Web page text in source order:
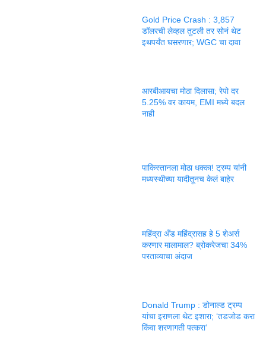
Gold Price Crash : 3,857
डॉलरची लेव्हल तुटली तर सोनं थेट
इथपर्यंत घसरणार; WGC चा दावा
आरबीआयचा मोठा दिलासा; रेपो दर
5.25% वर कायम, EMI मध्ये बदल
नाही
पाकिस्तानला मोठा धक्का! ट्रम्प यांनी
मध्यस्थीच्या यादीतूनच केलं बाहेर
महिंद्रा अँड महिंद्रासह हे 5 शेअर्स
करणार मालामाल? ब्रोकरेजचा 34%
परताव्याचा अंदाज
Donald Trump : डोनाल्ड ट्रम्प
यांचा इराणला थेट इशारा; ‘तडजोड करा
किंवा शरणागती पत्करा’